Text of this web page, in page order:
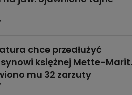
chce przedłużyć
księżnej Mette-Marit.
mu 32 zarzuty